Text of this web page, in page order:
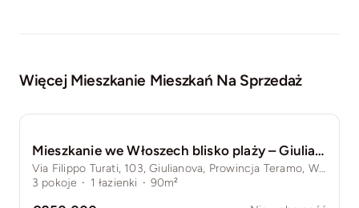
Więcej Mieszkanie Mieszkań Na Sprzedaż
Mieszkanie we Włoszech blisko plaży – Giulianova, Abruzja
Via Filippo Turati, 103, Giulianova, Prowincja Teramo, Włochy
3 pokoje · 1 łazienki · 90m²